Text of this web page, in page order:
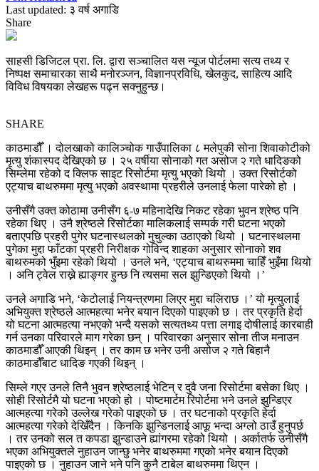
Last updated: ३ वर्ष अगाडि
Share
साहसी डिजिटल प्रा. लि. द्वारा सञ्चालित यस न्यूज पोर्टलमा सत्य तथ्य र
निष्पक्ष समाचारका साथै मनोरञ्जन, विज्ञानप्रविधि, खेलकुद, साहित्य आदि
विविध विषयका लेखहरू पढ्न सक्नुहुन्छ।
SHARE
काठमाडौँ । दोलखाको कालिञ्चोक गाउँपालिका ८ मलेपुकी सोना शिवाकोटीको
मृत्यु शंकास्पद देखिएको छ । २५ वर्षीया सोनाको गत असोज २ गते धादिङको
सिम्लेमा रहेको द क्लिफ साइट रिसोर्टमा मृत्यु भएको थियो । उक्त रिसोर्टको
एट्याच बाथरुममा मृत्यु भएको अवस्थामा प्रहरीले उनलाई फेला पारेको हो ।
उनीसँगै उक्त कोठामा उनीसँग ६-७ महिनादेखि निकट रहेका भुवन श्रेष्ठ पनि
रहेका थिए । उनै श्रेष्ठले रिसोर्टका मालिकलाई सम्पर्क गरी घटना भएको
बताएपछि प्रहरी पुगेर घटनास्थलको मुचुल्का उठाएको थियो । घटनास्थलमा
पुगेका मुद्दा फाँटका प्रहरी निरीक्षक गोविन्द शाहका अनुसार सोनाको शव
बाथरुमको भुँइमा रहेको थियो । उनले भने, ‘एट्याच बाथरुममा चाहिँ भुइँमा थियो
। अनि ट्वेल राख्ने ह्याङ्गर हुन्छ नि त्यसमा सल झुन्डिएको थियो ।’
उनले अगाडि भने, ‘केटोलाई नियन्त्रणमा लिएर मुद्दा चलिराछ ।’ यो मृत्युलाई
अभियुक्त श्रेष्ठले आत्महत्या भनेर बयान दिएको पाइएको छ । तर प्रकृति हेर्दा
यो घटना आत्महत्या नभएको भन्दै यसको सत्यतथ्य पत्ता लगाइ दोषीलाई कारबाही
गर्न उनका परिवारले माग गरेका छन् । परिवारका अनुसार सोना तीज मनाउन
काठमाडौँ आएकी थिइन् । तर काम छ भनेर उनी असोज २ गते बिहानै
काठमाडौँबाट धादिङ गएकी थिइन् ।
सिम्ले गएर उनले तिनै भुवन श्रेष्ठलाई भेटिन् र दुवै जना रिसोर्टमा बसेका थिए ।
सोही रिसोर्टमै यो घटना भएको हो । पोष्टमार्टम रिपोर्टमा भने उनले झुन्डिएर
आत्महत्या गरेको उल्लेख गरेको पाइएको छ । तर घटनाको प्रकृति हेर्दा
आत्महत्या गरेको देखिँदैन । किनकि झुन्डिनलाई आफू भन्दा अग्लो ठाउँ हुनुपर्छ
। तर उनको सल त कपडा झुन्डाउने ह्यांगरमा रहेको थियो । अर्कातर्फ उनीसँगै
भएका अभियुक्तले नुहाउन जान्छु भनेर बाथरुममा गएको भनेर बयान दिएको
पाइएको छ । नुहाउन जाने भने पनि कुनै टाबेल बाथरुममा थिएन ।